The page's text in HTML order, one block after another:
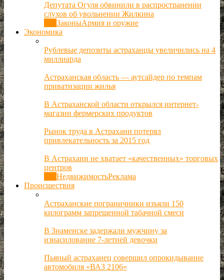
Депутата Огуля обвинили в распространении
слухов об увольнении Жилкина
ЗаконыАрмия и оружие
Экономика
Рублевые депозиты астраханцы увеличились на 4
миллиарда
Астраханская область — аутсайдер по темпам
приватизации жилья
В Астраханской области открылся интернет-
магазин фермерских продуктов
Рынок труда в Астрахани потерял
привлекательность за 2015 год
В Астрахани не хватает «качественных» торговых
центров
НедвижимостьРеклама
Происшествия
Астраханские пограничники изъяли 150
килограмм запрещенной табачной смеси
В Знаменске задержали мужчину за
изнасилование 7-летней девочки
Пьяный астраханец совершил опрокидывание
автомобиля «ВАЗ 2106»